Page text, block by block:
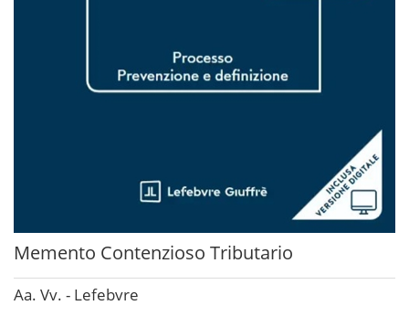
Memento Contenzioso Tributario
Aa. Vv. - Lefebvre